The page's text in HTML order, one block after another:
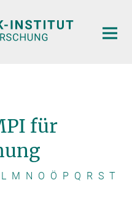
für
L M N O Ö P Q R S T